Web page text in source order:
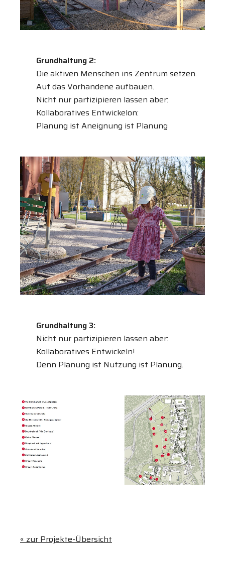
Grundhaltung 2:
Die aktiven Menschen ins Zentrum setzen.
Auf das Vorhandene aufbauen.
Nicht nur partizipieren lassen aber:
Kollaboratives Entwickelon:
Planung ist Aneignung ist Planung
Grundhaltung 3:
Nicht nur partizipieren lassen aber:
Kollaboratives Entwickeln!
Denn Planung ist Nutzung ist Planung.
« zur Projekte-Übersicht